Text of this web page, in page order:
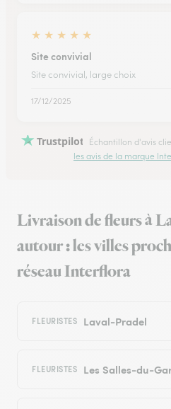
★ ★ ★ ★ ★
Site convivial
Site convivial, large choix
17/12/2025
Trustpilot Échantillon d'avis
les avis de la marque
Livraison de fleurs à
autour : les villes
réseau Interflora
FLEURISTES Laval-Pradel
FLEURISTES Les Salles-du-